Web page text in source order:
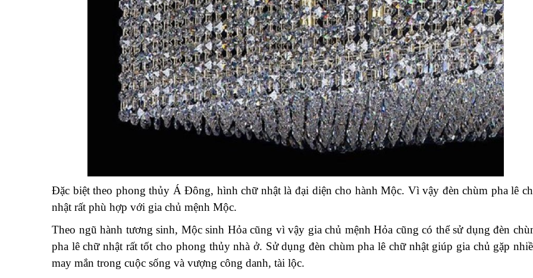
Đặc biệt theo phong thủy Á Đông, hình chữ nhật là đại diện cho hành Mộc. Vì vậy đèn chùm pha lê
nhật rất phù hợp với gia chủ mệnh Mộc.
Theo ngũ hành tương sinh, Mộc sinh Hỏa cũng vì vậy gia chủ mệnh Hỏa cũng có thể sử dụng đèn
pha lê chữ nhật rất tốt cho phong thủy nhà ở. Sử dụng đèn chùm pha lê chữ nhật giúp gia chủ gặp
may mắn trong cuộc sống và vượng công danh, tài lộc.